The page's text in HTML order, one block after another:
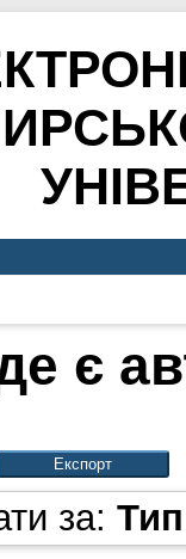
є
за: